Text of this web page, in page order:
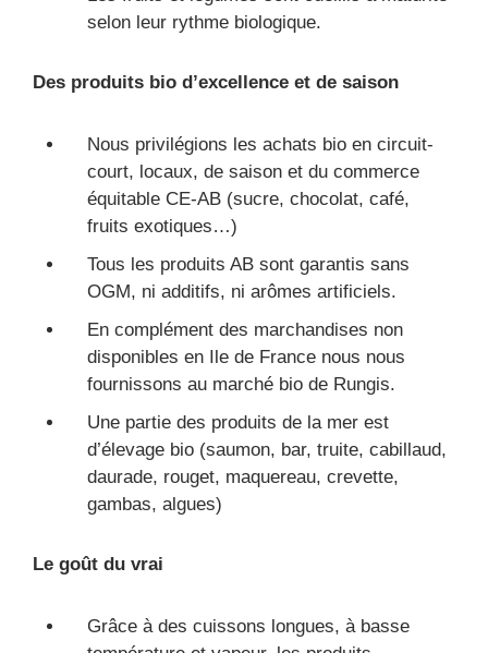
selon leur rythme biologique.
Des produits bio d’excellence et de saison
Nous privilégions les achats bio en circuit-
court, locaux, de saison et du commerce
équitable CE-AB (sucre, chocolat, café,
fruits exotiques…)
Tous les produits AB sont garantis sans
OGM, ni additifs, ni arômes artificiels.
En complément des marchandises non
disponibles en Ile de France nous nous
fournissons au marché bio de Rungis.
Une partie des produits de la mer est
d’élevage bio (saumon, bar, truite, cabillaud,
daurade, rouget, maquereau, crevette,
gambas, algues)
Le goût du vrai
Grâce à des cuissons longues, à basse